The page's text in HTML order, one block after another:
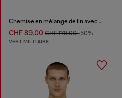
Chemise en mélange de lin avec broderie du logo
CHF 89,00 CHF 179,00-50%
VERT MILITAIRE